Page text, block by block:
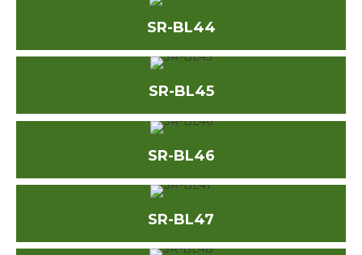
SR-BL44
SR-BL45
SR-BL46
SR-BL47